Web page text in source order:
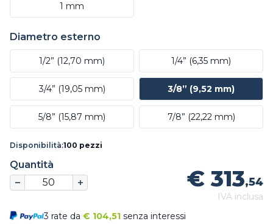
1 mm
Diametro esterno
1/2” (12,70 mm) 1/4” (6,35 mm)
3/4” (19,05 mm) 3/8” (9,52 mm)
5/8” (15,87 mm) 7/8” (22,22 mm)
Disponibilità:100 pezzi
Quantità
€ 313,54
IVA inclusa
3 rate da € 104,51 senza interessi